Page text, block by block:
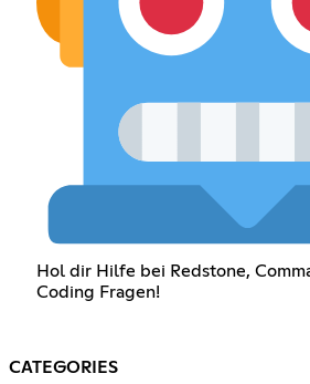
Hol dir Hilfe bei Redstone,
Coding Fragen!
CATEGORIES